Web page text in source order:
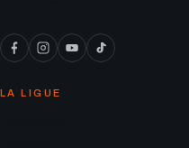
LA LIGUE